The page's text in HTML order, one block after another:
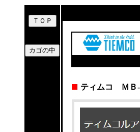
ティムコ ＭＢ-